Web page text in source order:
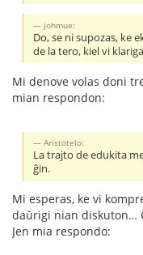
johmue:
Do, se ni supozas, ke
de la tero, kiel vi
Mi denove volas doni
mian respondon:
Aristotelo:
La trajto de edukita
ĝin.
Mi esperas, ke vi
daŭrigi nian diskuton…
Jen mia respondo: